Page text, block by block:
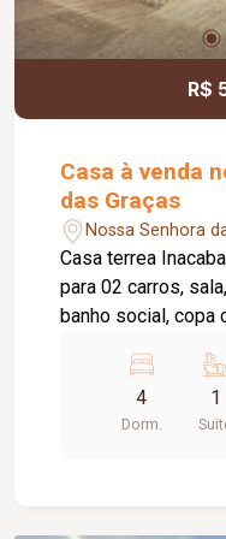
R$
Casa à venda
das Graças
Nossa Senhora
Casa terrea Inacabada, varanda com garagem
para 02 carros, sala, 04 quartos, sendo uma suite,
banho social, copa cozinha conjugada, despensa,
piso e pintura,
4
Dorm.
1